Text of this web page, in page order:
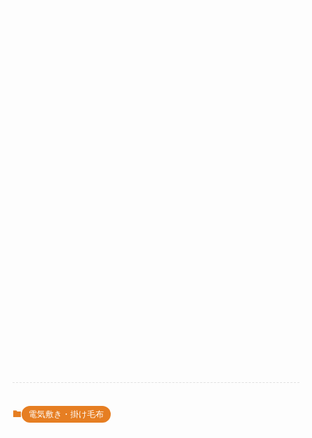
電気敷き・掛け毛布